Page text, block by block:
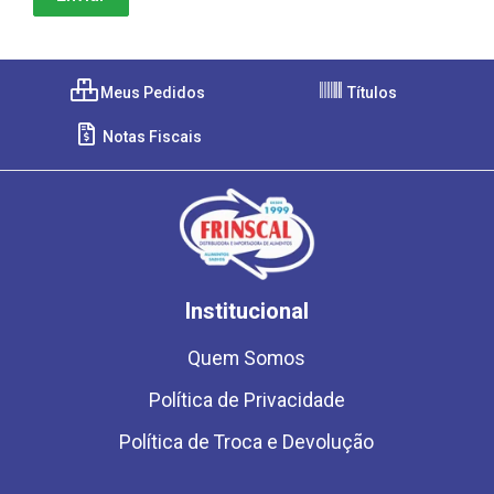
Meus Pedidos Títulos
Notas Fiscais
Institucional
Quem Somos
Política de Privacidade
Política de Troca e Devolução